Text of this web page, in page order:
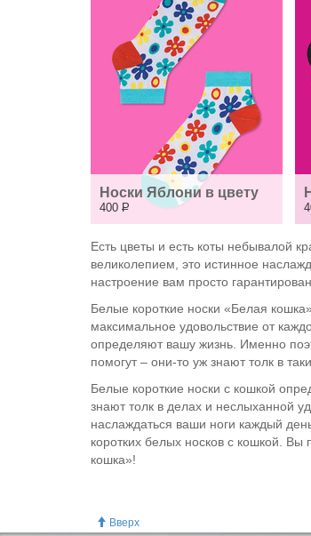
Носки Яблони в цвету
400 Р
Есть цветы и есть коты небывалой
великолепием, это истинное
настроение вам просто
Белые короткие носки «Белая
максимальное удовольствие от
определяют вашу жизнь. Именно
помогут – они-то уж знают толк в
Белые короткие носки с кошкой
знают толк в делах и неслыханной
наслаждаться ваши ноги каждый
коротких белых носков с кошкой.
кошка»!
Вверх